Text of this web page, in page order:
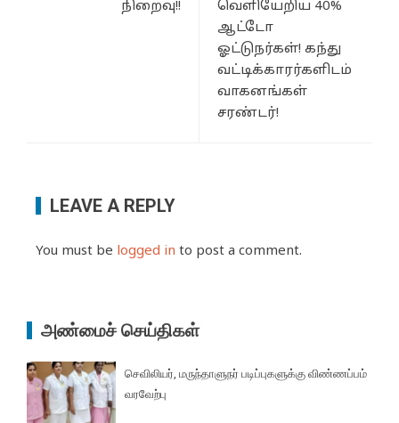
நிறைவு!!
வெளியேறிய 40%
ஆட்டோ
ஓட்டுநர்கள்! கந்து
வட்டிக்காரர்களிடம்
வாகனங்கள்
சரண்டர்!
LEAVE A REPLY
You must be logged in to post a comment.
அண்மைச் செய்திகள்
செவிலியர், மருந்தாளுநர் படிப்புகளுக்கு விண்ணப்பம்
வரவேற்பு